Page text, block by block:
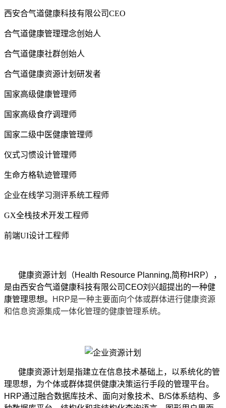
西安合气道健康科技有限公司CEO
合气道健康管理理念创始人
合气道健康社群创始人
合气道健康资源计划研发者
国家高级健康管理师
国家高级食疗调理师
国家二级中医健康管理师
仪式习惯设计管理师
生命方格轨迹管理师
企业在线学习测评系统工程师
GX全栈技术开发工程师
前端UI设计工程师
健康资源计划（Health Resource Planning,简称HRP），
是由西安合气道健康科技有限公司CEO刘兴超提出的一种健
康管理思想。
HRP是一种主要面向个体或群体进行健康资源
和信息资源集成一体化管理的健康管理系统。
健康资源计划是指建立在信息技术基础上，以系统化的管
理思想，为个体或群体提供健康决策运行手段的管理平台。
HRP通过融合数据库技术、面向对象技术、B/S体系结构、多